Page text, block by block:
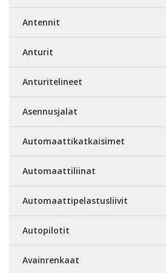
Antennit
Anturit
Anturitelineet
Asennusjalat
Automaattikatkaisimet
Automaattiliinat
Automaattipelastusliivit
Autopilotit
Avainrenkaat